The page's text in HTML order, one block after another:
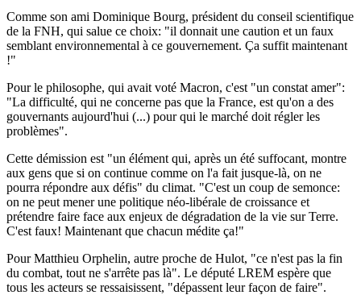
Comme son ami Dominique Bourg, président du conseil scientifique
de la FNH, qui salue ce choix: "il donnait une caution et un faux
semblant environnemental à ce gouvernement. Ça suffit maintenant
!"
Pour le philosophe, qui avait voté Macron, c'est "un constat amer":
"La difficulté, qui ne concerne pas que la France, est qu'on a des
gouvernants aujourd'hui (...) pour qui le marché doit régler les
problèmes".
Cette démission est "un élément qui, après un été suffocant, montre
aux gens que si on continue comme on l'a fait jusque-là, on ne
pourra répondre aux défis" du climat. "C'est un coup de semonce:
on ne peut mener une politique néo-libérale de croissance et
prétendre faire face aux enjeux de dégradation de la vie sur Terre.
C'est faux! Maintenant que chacun médite ça!"
Pour Matthieu Orphelin, autre proche de Hulot, "ce n'est pas la fin
du combat, tout ne s'arrête pas là". Le député LREM espère que
tous les acteurs se ressaisissent, "dépassent leur façon de faire".